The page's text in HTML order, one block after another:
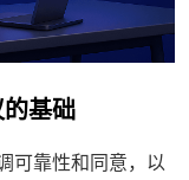
基础
可靠性和同意，以